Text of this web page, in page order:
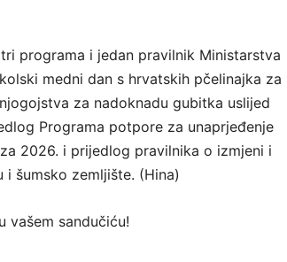
programa i jedan pravilnik Ministarstva
medni dan s hrvatskih pčelinajka za
za nadoknadu gubitka uslijed
Programa potpore za unaprjeđenje
2026. i prijedlog pravilnika o izmjeni i
šumsko zemljište. (Hina)
vašem sandučiću!